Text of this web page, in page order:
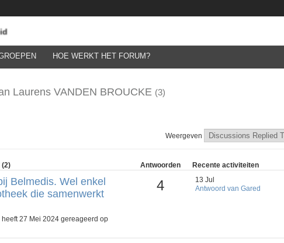
HOE WERKT HET FORUM?
Laurens VANDEN BROUCKE (3)
Weergeven
(2) Antwoorden Recente activiteiten
Belmedis. Wel enkel
die samenwerkt
27 Mei 2024 gereageerd op
4
13 Jul
Antwoord van Gared